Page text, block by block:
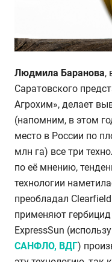
Людмила Баранова,
Саратовского
Агрохим», делает
(напомним, в этом
место в России по
млн га) все три
по её мнению,
технологии
преобладал
применяют гербицид
ExpressSun
САНФЛО, ВДГ)